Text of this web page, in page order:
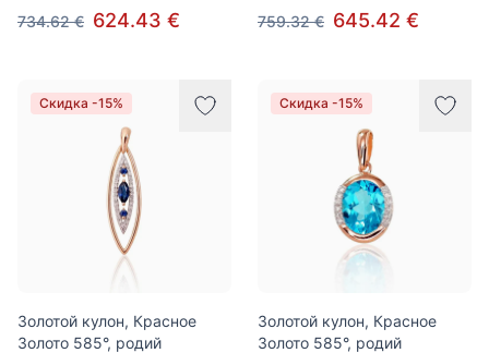
734.62 € 624.43 €
759.32 € 645.42 €
Скидка -15%
Золотой кулон, Красное
Золото 585°, родий
Скидка -15%
Золотой кулон, Красное
Золото 585°, родий